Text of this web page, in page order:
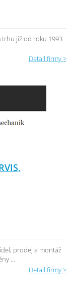
trhu již od roku 1993
Detail firmy >
prodej a montáž
...
Detail firmy >